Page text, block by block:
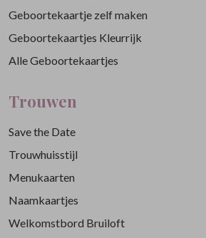
Geboortekaartje zelf maken
Geboortekaartjes Kleurrijk
Alle Geboortekaartjes
Trouwen
Save the Date
Trouwhuisstijl
Menukaarten
Naamkaartjes
Welkomstbord Bruiloft